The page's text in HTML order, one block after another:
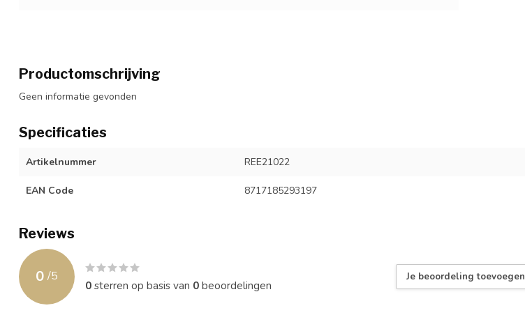
Productomschrijving
Geen informatie gevonden
Specificaties
Artikelnummer REE21022
EAN Code 8717185293197
Reviews
0 /5
0sterren op basis van 0beoordelingen
Je beoordeling toevoegen